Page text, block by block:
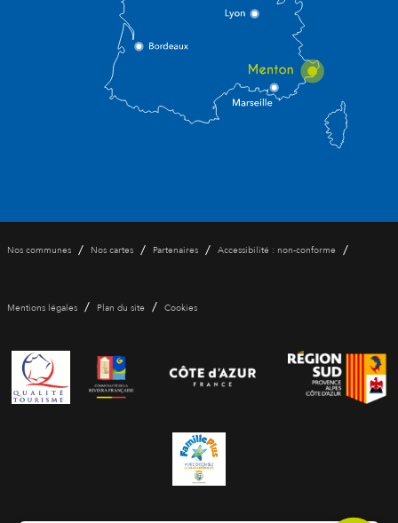
Nos communes / Nos cartes / Partenaires / Accessibilité : non-conforme /
Mentions légales / Plan du site / Cookies